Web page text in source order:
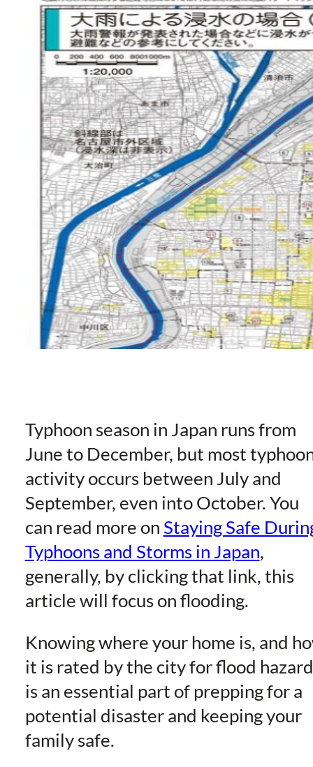
Typhoon season in Japan runs from
June to December, but most
activity occurs between July and
September, even into October. You
can read more on Staying Safe
Typhoons and Storms in Japan,
generally, by clicking that link, this
article will focus on flooding.
Knowing where your home is, and
it is rated by the city for flood
is an essential part of prepping for a
potential disaster and keeping your
family safe.